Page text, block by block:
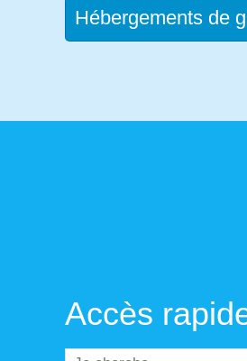
Hébergements de
Accès